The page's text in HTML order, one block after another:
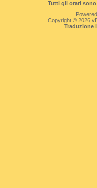
Tutti gli orari
Copyright © 2026
Traduzione